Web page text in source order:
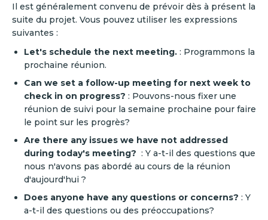
Il est généralement convenu de prévoir dès à présent la
suite du projet. Vous pouvez utiliser les expressions
suivantes :
Let's schedule the next meeting. : Programmons la
prochaine réunion.
Can we set a follow-up meeting for next week to
check in on progress? : Pouvons-nous fixer une
réunion de suivi pour la semaine prochaine pour faire
le point sur les progrès?
Are there any issues we have not addressed
during today's meeting? : Y a-t-il des questions que
nous n'avons pas abordé au cours de la réunion
d'aujourd'hui ?
Does anyone have any questions or concerns? : Y
a-t-il des questions ou des préoccupations?